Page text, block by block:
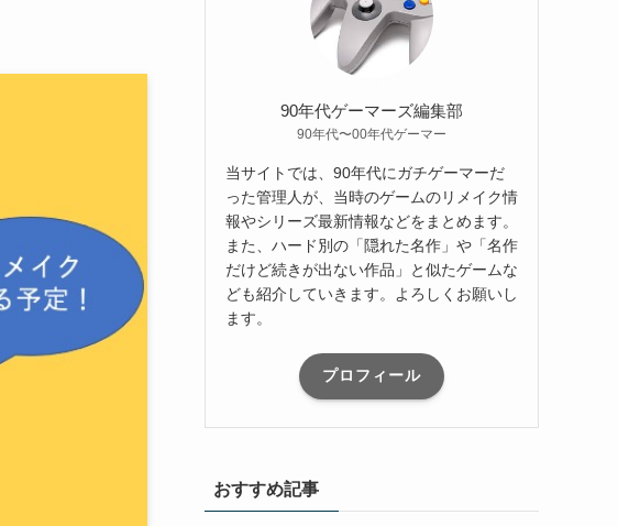
90年代ゲーマーズ編集部
90年代〜00年代ゲーマー
当サイトでは、90年代にガチゲーマーだ
った管理人が、当時のゲームのリメイク情
報やシリーズ最新情報などをまとめます。
また、ハード別の「隠れた名作」や「名作
だけど続きが出ない作品」と似たゲームな
ども紹介していきます。よろしくお願いし
ます。
プロフィール
おすすめ記事